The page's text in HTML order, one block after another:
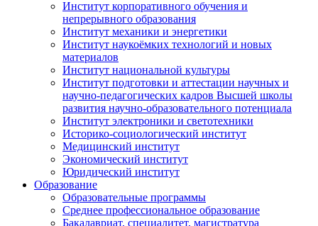
Институт корпоративного обучения и
непрерывного образования
Институт механики и энергетики
Институт наукоёмких технологий и новых
материалов
Институт национальной культуры
Институт подготовки и аттестации научных и
научно-педагогических кадров Высшей школы
развития научно-образовательного потенциала
Институт электроники и светотехники
Историко-социологический институт
Медицинский институт
Экономический институт
Юридический институт
Образование
Образовательные программы
Среднее профессиональное образование
Бакалавриат, специалитет, магистратура